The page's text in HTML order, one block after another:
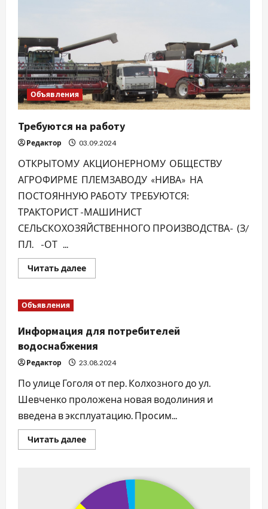
Объявления
Требуются на работу
Редактор 03.09.2024
ОТКРЫТОМУ АКЦИОНЕРНОМУ ОБЩЕСТВУ
АГРОФИРМЕ ПЛЕМЗАВОДУ «НИВА» НА
ПОСТОЯННУЮ РАБОТУ ТРЕБУЮТСЯ:
ТРАКТОРИСТ -МАШИНИСТ
СЕЛЬСКОХОЗЯЙСТВЕННОГО ПРОИЗВОДСТВА- (З/
ПЛ. -ОТ ...
Читать далееПрочитать
больше
Объявления
Информация для потребителей
водоснабжения
Редактор 23.08.2024
По улице Гоголя от пер. Колхозного до ул.
Шевченко проложена новая водолиния и
введена в эксплуатацию. Просим...
Читать далееПрочитать
больше
потребителей
водоснабжения